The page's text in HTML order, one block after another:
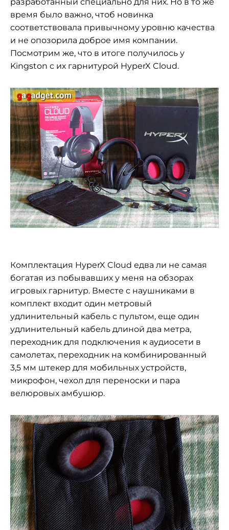
разработанный специально для них. Но в то же
время было важно, чтоб новинка
соответствовала привычному уровню качества
и не опозорила доброе имя компании.
Посмотрим же, что в итоге получилось у
Kingston с их гарнитурой HyperX Cloud.
Комплектация HyperX Cloud едва ли не самая
богатая из побывавших у меня на обзорах
игровых гарнитур. Вместе с наушниками в
комплект входит один метровый
удлинительный кабель с пультом, еще один
удлинительный кабель длиной два метра,
переходник для подключения к аудиосети в
самолетах, переходник на комбинированный
3,5 мм штекер для мобильных устройств,
микрофон, чехол для переноски и пара
велюровых амбушюр.